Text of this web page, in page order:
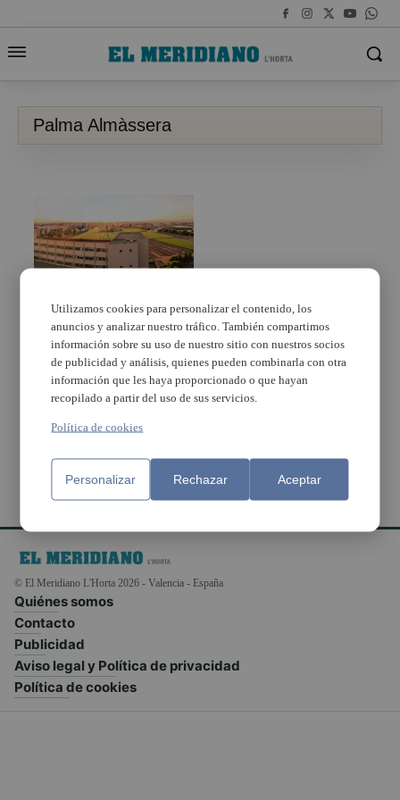
Palma Almàssera
El colegio Palma
Almàssera se convierte
en escenario del
videoclip de una
canción candidata a los
Goya
© El Meridiano L'Horta 2026 - Valencia - España
Quiénes somos
Contacto
Publicidad
Aviso legal y Política de privacidad
Política de cookies
Utilizamos cookies para personalizar el contenido, los
anuncios y analizar nuestro tráfico. También compartimos
información sobre su uso de nuestro sitio con nuestros socios
de publicidad y análisis, quienes pueden combinarla con otra
información que les haya proporcionado o que hayan
recopilado a partir del uso de sus servicios.
Política de cookies
Personalizar Rechazar Aceptar